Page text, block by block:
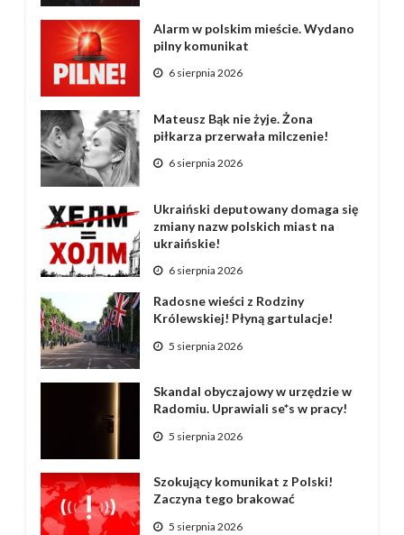
Alarm w polskim mieście. Wydano
pilny komunikat
6 sierpnia 2026
Mateusz Bąk nie żyje. Żona
piłkarza przerwała milczenie!
6 sierpnia 2026
Ukraiński deputowany domaga się
zmiany nazw polskich miast na
ukraińskie!
6 sierpnia 2026
Radosne wieści z Rodziny
Królewskiej! Płyną gartulacje!
5 sierpnia 2026
Skandal obyczajowy w urzędzie w
Radomiu. Uprawiali se*s w pracy!
5 sierpnia 2026
Szokujący komunikat z Polski!
Zaczyna tego brakować
5 sierpnia 2026